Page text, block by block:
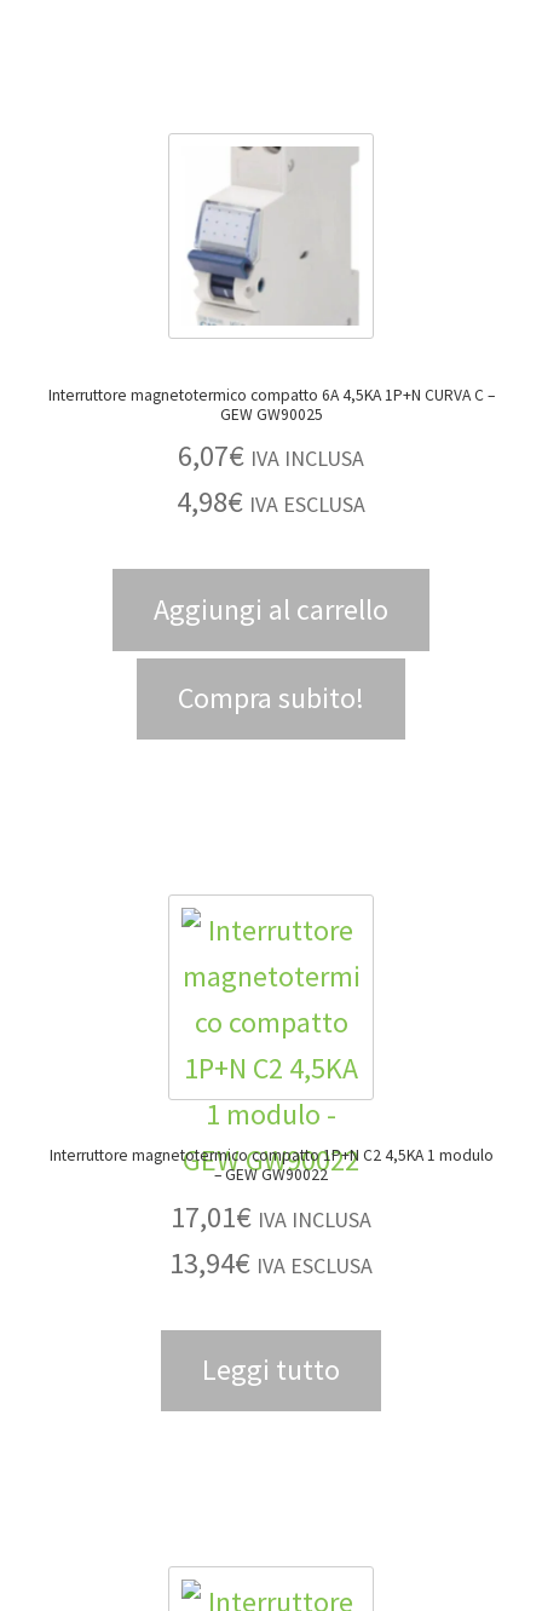
Interruttore magnetotermico compatto 6A 4,5KA 1P+N CURVA C –
GEW GW90025
6,07€ IVA INCLUSA
4,98€ IVA ESCLUSA
Aggiungi al carrello
Compra subito!
Interruttore magnetotermico compatto 1P+N C2 4,5KA 1 modulo
– GEW GW90022
17,01€ IVA INCLUSA
13,94€ IVA ESCLUSA
Leggi tutto